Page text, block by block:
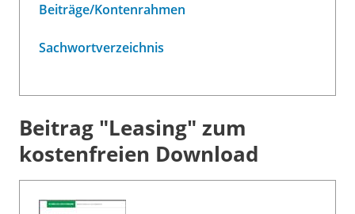
Beiträge/Kontenrahmen
Sachwortverzeichnis
Beitrag "Leasing" zum
kostenfreien Download